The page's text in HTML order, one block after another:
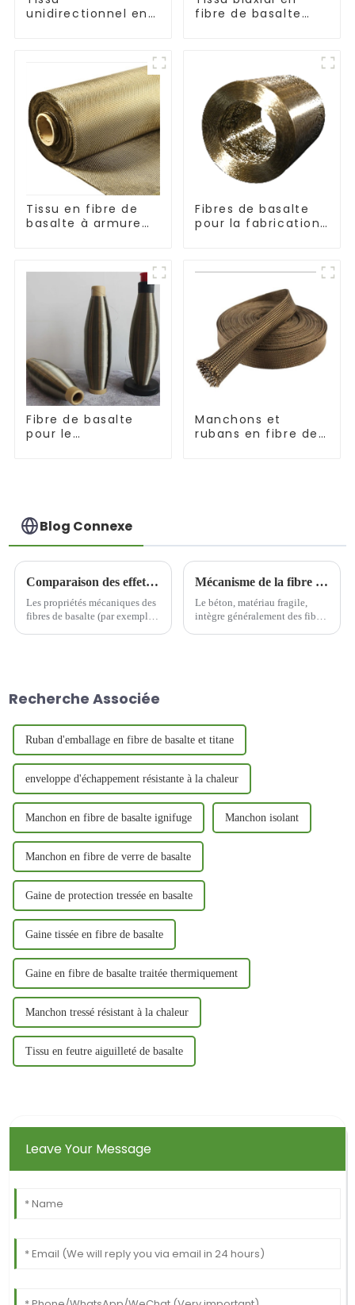
unidirectionnel en
fibre de basalte
Tissu en fibre de
basalte à armure
Fibres de basalte
pour la fabrication
Fibre de basalte
pour le
Manchons et
rubans en fibre de
Blog Connexe
Comparaison des effets de différentes méthodes de modification sur les propriétés mécaniques des fibres de basalte
Les propriétés mécaniques des
fibres de basalte (par exemple,
composites et l'ingénierie.
Mécanisme de la fibre de basalte dans le béton
Le béton, matériau fragile,
intègre généralement des fibres
Recherche Associée
Ruban d'emballage en fibre de basalte et titane
enveloppe d'échappement résistante à la chaleur
Manchon en fibre de basalte ignifuge Manchon isolant
Manchon en fibre de verre de basalte
Gaine de protection tressée en basalte
Gaine tissée en fibre de basalte
Gaine en fibre de basalte traitée thermiquement
Manchon tressé résistant à la chaleur
Tissu en feutre aiguilleté de basalte
Leave Your Message